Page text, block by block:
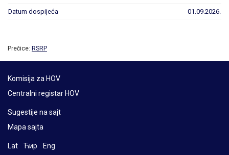
Datum dospijeća 01.09.2026.
Prečice: RSRP
Komisija za HOV
Centralni registar HOV
Sugestije na sajt
Mapa sajta
Lat Ћир Eng